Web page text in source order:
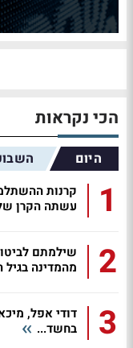
הכי נקראות
היום
1
קרנות
עשתה הקרן
2
מהמדינה
3
דודי אפל,
בחשד...